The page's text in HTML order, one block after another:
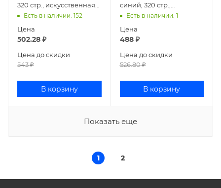
320 стр., искусственная
кожа, белый блок,
Есть в наличии: 152
Цена
502.28 ₽
Цена до скидки
543₽
В корзину
синий, 320 стр.,
искусственная кожа,
бе
Есть в наличии: 1
Цена
488₽
Цена до скидки
526.80₽
В корзину
Показать еще
1 2